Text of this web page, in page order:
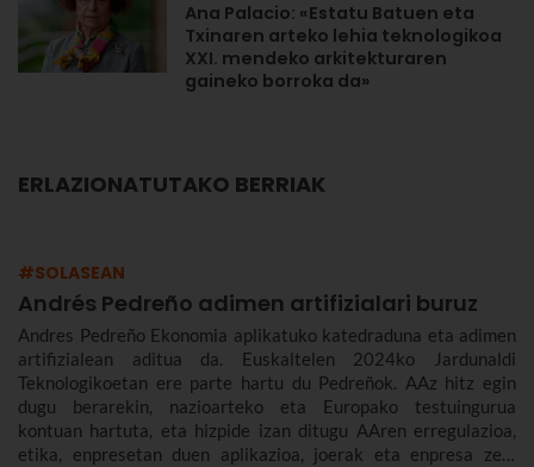
Ana Palacio: «Estatu Batuen eta
Txinaren arteko lehia teknologikoa
XXI. mendeko arkitekturaren
gaineko borroka da»
ERLAZIONATUTAKO BERRIAK
#SOLASEAN
Andrés Pedreño adimen artifizialari buruz
Andres Pedreño Ekonomia aplikatuko katedraduna eta adimen
artifizialean aditua da. Euskaltelen 2024ko Jardunaldi
Teknologikoetan ere parte hartu du Pedreñok. AAz hitz egin
dugu berarekin, nazioarteko eta Europako testuingurua
kontuan hartuta, eta hizpide izan ditugu AAren erregulazioa,
etika, enpresetan duen aplikazioa, joerak eta enpresa zein